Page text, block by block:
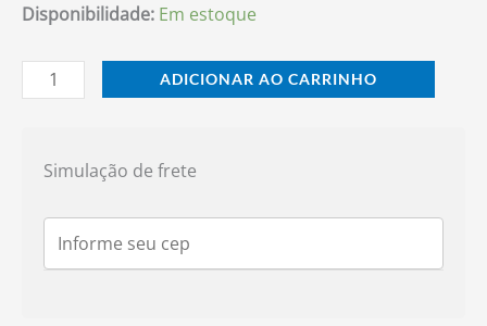
Disponibilidade: Em estoque
ADICIONAR AO CARRINHO
Simulação de frete